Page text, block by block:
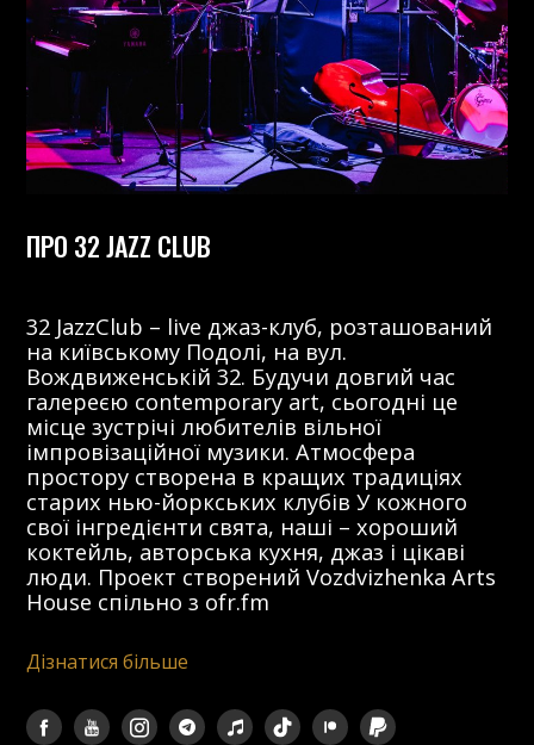
ПРО 32 JAZZ CLUB
32 JazzClub – live джаз-клуб, розташований
на київському Подолі, на вул.
Вождвиженській 32. Будучи довгий час
галереєю contemporary art, сьогодні це
місце зустрічі любителів вільної
імпровізаційної музики. Атмосфера
простору створена в кращих традиціях
старих нью-йоркських клубів У кожного
свої інгредієнти свята, наші – хороший
коктейль, авторська кухня, джаз і цікаві
люди. Проект створений Vozdvizhenka Arts
House спільно з ofr.fm
Дізнатися більше